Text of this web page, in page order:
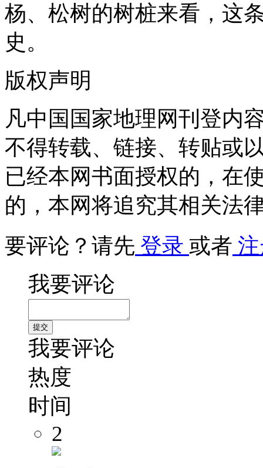
杨、松树的树桩来看，这
史。
版权声明
凡中国国家地理网刊登内
不得转载、链接、转贴或
已经本网书面授权的，在
的，本网将追究其相关法
要评论？请先 登录 或者
我要评论
我要评论
热度
时间
2